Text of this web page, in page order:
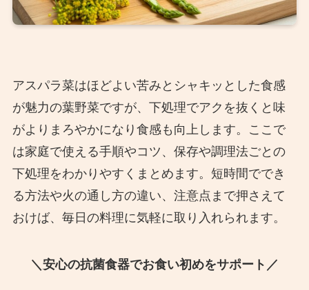
アスパラ菜はほどよい苦みとシャキッとした食感
が魅力の葉野菜ですが、下処理でアクを抜くと味
がよりまろやかになり食感も向上します。ここで
は家庭で使える手順やコツ、保存や調理法ごとの
下処理をわかりやすくまとめます。短時間ででき
る方法や火の通し方の違い、注意点まで押さえて
おけば、毎日の料理に気軽に取り入れられます。
＼安心の抗菌食器でお食い初めをサポート／